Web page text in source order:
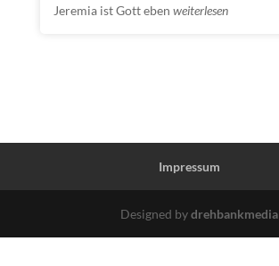
Jeremia ist Gott eben weiterlesen
Impressum
Designed bydrehbankmedia